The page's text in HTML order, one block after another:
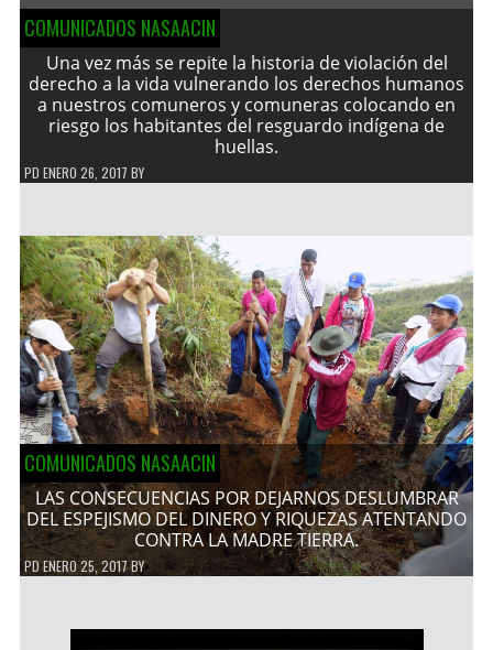
COMUNICADOS NASAACIN
Una vez más se repite la historia de violación del
derecho a la vida vulnerando los derechos humanos
a nuestros comuneros y comuneras colocando en
riesgo los habitantes del resguardo indígena de
huellas.
PD ENERO 26, 2017 BY
COMUNICADOS NASAACIN
LAS CONSECUENCIAS POR DEJARNOS DESLUMBRAR
DEL ESPEJISMO DEL DINERO Y RIQUEZAS ATENTANDO
CONTRA LA MADRE TIERRA.
PDENERO 25, 2017BY